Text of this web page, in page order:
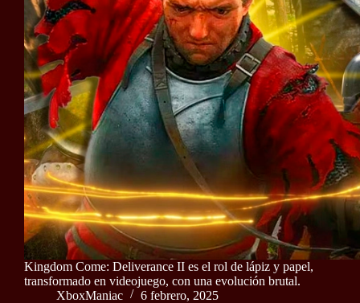
Kingdom Come: Deliverance II es el rol de lápiz y papel,
transformado en videojuego, con una evolución brutal.
XboxManiac
6 febrero, 2025